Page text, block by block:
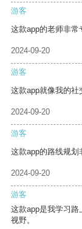
游客
这款app的老师非常
2024-09-20
游客
这款app就像我的社
2024-09-20
游客
这款app的路线规划
2024-09-20
游客
这款app是我学习
视野。